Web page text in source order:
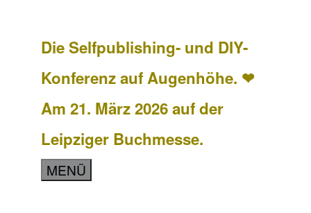
Die Selfpublishing- und DIY-
Konferenz auf Augenhöhe. ❤
Am 21. März 2026 auf der
Leipziger Buchmesse.
MENÜ